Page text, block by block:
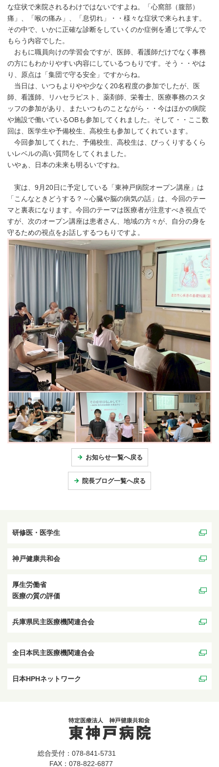
な症状で来院されるわけではないですよね。「心窩部（腹部）
痛」、「喉の痛み」、「息切れ」・・様々な症状で来られます。
その中で、いかに正確な診断をしていくのか症例を通じて学んで
もらう内容でした。
おもに職員向けの学習会ですが、医師、看護師だけでなく事務
の方にもわかりやすい内容にしているつもりです。そう・・やは
り、原点は「集団で守る安全」ですからね。
当日は、いつもよりやや少なく20名程度の参加でしたが、医
師、看護師、リハセラピスト、薬剤師、栄養士、医療事務のスタ
ッフの参加があり、またいつものことながら・・今はほかの病院
や施設で働いているOBも参加してくれました。そして・・ここ数
回は、医学生や予備校生、高校生も参加してくれています。
今回参加してくれた、予備校生、高校生は、びっくりするくら
いレベルの高い質問をしてくれました。
いやぁ、日本の未来も明るいですね。
実は、9月20日に予定している「東神戸病院オープン講座」は
「こんなときどうする？～心臓や脳の病気の話」は、今回のテー
マと裏表になります。今回のテーマは医療者が注意すべき視点で
すが、次のオープン講座は患者さん、地域の方々が、自分の身を
守るための視点をお話しするつもりですよ。
お知らせ一覧へ戻る
院長ブログ一覧へ戻る
研修医・医学生
神戸健康共和会
厚生労働省
医療の質の評価
兵庫県民主医療機関連合会
全日本民主医療機関連合会
日本HPHネットワーク
総合受付：078-841-5731
FAX：078-822-6877